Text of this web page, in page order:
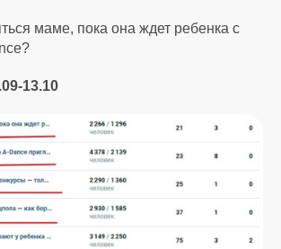
маме, пока она ждет ребенка с
13.10